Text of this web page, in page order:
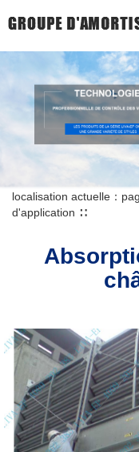
localisation actuelle：
d'application ∷